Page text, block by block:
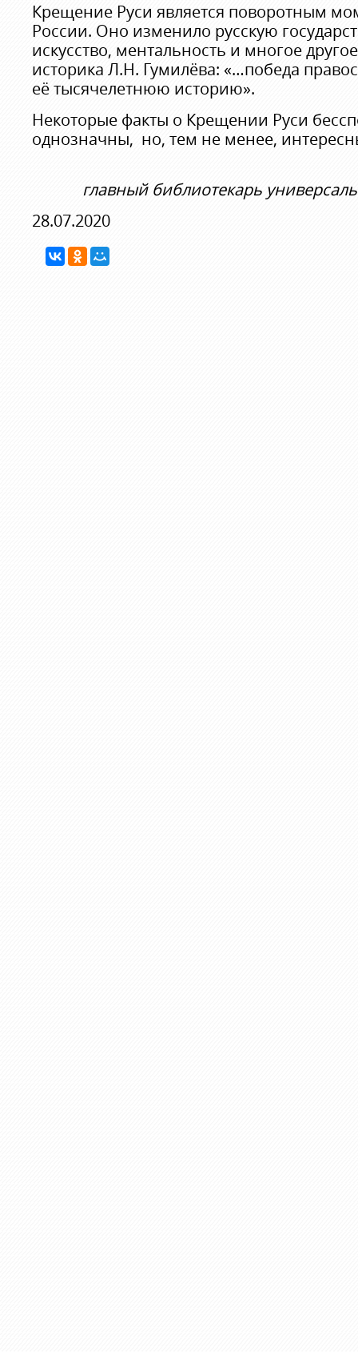
Крещение Руси является поворотным
России. Оно изменило русскую
искусство, ментальность и многое
историка Л.Н. Гумилёва: «…победа
её тысячелетнюю историю».
Некоторые факты о Крещении Руси
однозначны, но, тем не менее,
главный библиотекарь
28.07.2020